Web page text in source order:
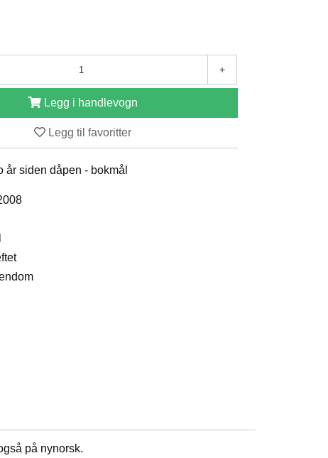
+
Legg i handlevogn
Legg til favoritter
år siden dåpen - bokmål
på nynorsk.